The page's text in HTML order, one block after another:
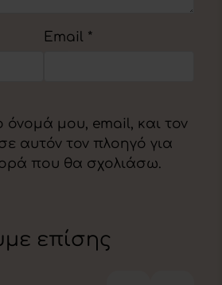
Email *
μου, email, και τον
αυτόν τον πλοηγό για
που θα σχολιάσω.
επίσης